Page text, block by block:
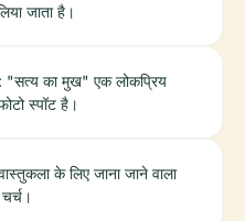
जाता है।
: "सत्य का मुख" एक लोकप्रिय
स्पॉट है।
के लिए जाना जाने वाला